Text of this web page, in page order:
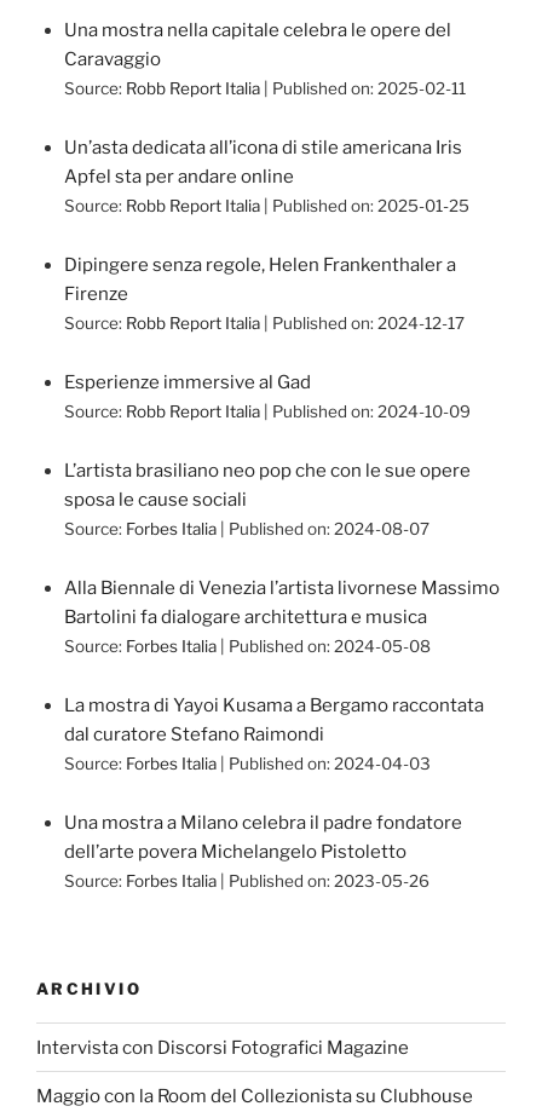
Una mostra nella capitale celebra le opere del
Caravaggio
Source: Robb Report Italia Published on: 2025-02-11
Un’asta dedicata all’icona di stile americana Iris
Apfel sta per andare online
Source: Robb Report Italia Published on: 2025-01-25
Dipingere senza regole, Helen Frankenthaler a
Firenze
Source: Robb Report Italia Published on: 2024-12-17
Esperienze immersive al Gad
Source: Robb Report Italia Published on: 2024-10-09
L’artista brasiliano neo pop che con le sue opere
sposa le cause sociali
Source: Forbes Italia Published on: 2024-08-07
Alla Biennale di Venezia l’artista livornese Massimo
Bartolini fa dialogare architettura e musica
Source: Forbes Italia Published on: 2024-05-08
La mostra di Yayoi Kusama a Bergamo raccontata
dal curatore Stefano Raimondi
Source: Forbes Italia Published on: 2024-04-03
Una mostra a Milano celebra il padre fondatore
dell’arte povera Michelangelo Pistoletto
Source: Forbes Italia Published on: 2023-05-26
ARCHIVIO
Intervista con Discorsi Fotografici Magazine
Maggio con la Room del Collezionista su Clubhouse